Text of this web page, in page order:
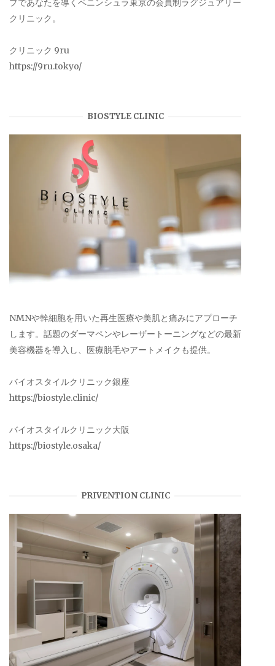
プであなたを導くペニンシュラ東京の会員制ラグジュアリー
クリニック。
クリニック 9ru
https://9ru.tokyo/
BIOSTYLE CLINIC
NMNや幹細胞を用いた再生医療や美肌と痛みにアプローチ
します。話題のダーマペンやレーザートーニングなどの最新
美容機器を導入し、医療脱毛やアートメイクも提供。
バイオスタイルクリニック銀座
https://biostyle.clinic/
バイオスタイルクリニック大阪
https://biostyle.osaka/
PRIVENTION CLINIC